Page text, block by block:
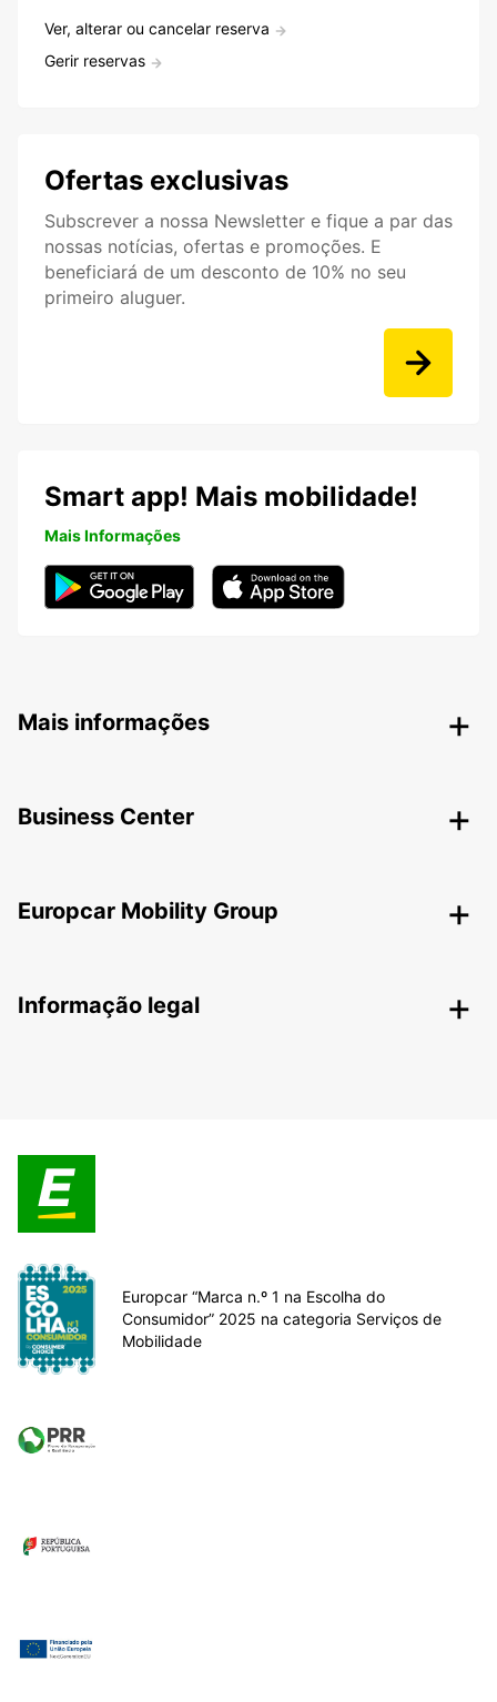
Ver, alterar ou cancelar reserva
Gerir reservas
Ofertas exclusivas
Subscrever a nossa Newsletter e fique a par das
nossas notícias, ofertas e promoções. E
beneficiará de um desconto de 10% no seu
primeiro aluguer.
Smart app! Mais mobilidade!
Mais Informações
Mais informações
Business Center
Europcar Mobility Group
Informação legal
Europcar “Marca n.º 1 na Escolha do
Consumidor” 2025 na categoria Serviços de
Mobilidade